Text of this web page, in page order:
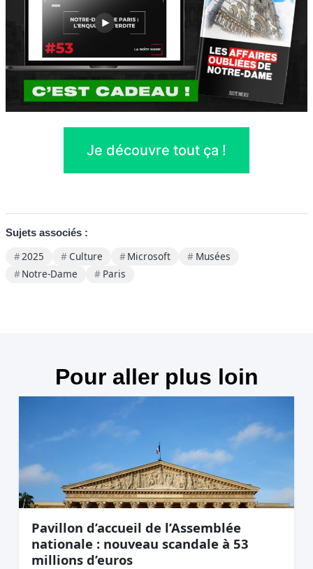
Je découvre tout ça !
Sujets associés :
2025 Culture Microsoft
Musées
Notre-Dame
Paris
Pour aller plus loin
Pavillon d’accueil de l’Assemblée
nationale : nouveau scandale à 53
millions d’euros